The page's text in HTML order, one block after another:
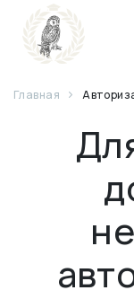
Главная